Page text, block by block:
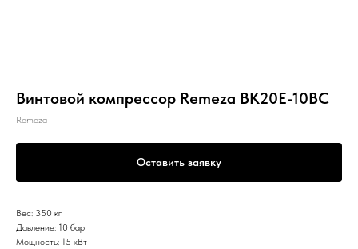
Винтовой компрессор Remeza ВК20Е-10ВС
Remeza
Оставить заявку
Вес: 350 кг
Давление: 10 бар
Мощность: 15 кВт